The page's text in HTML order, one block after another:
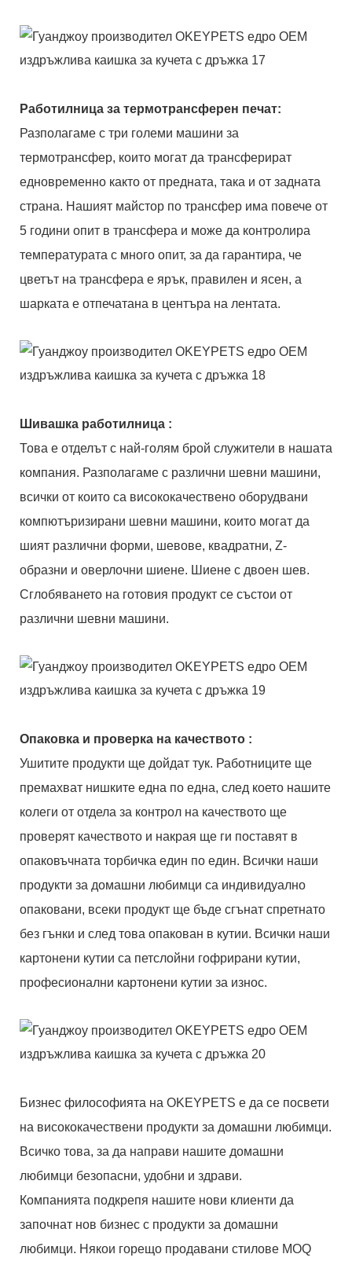
Работилница за термотрансферен печат:
Разполагаме с три големи машини за
термотрансфер, които могат да трансферират
едновременно както от предната, така и от задната
страна. Нашият майстор по трансфер има повече от
5 години опит в трансфера и може да контролира
температурата с много опит, за да гарантира, че
цветът на трансфера е ярък, правилен и ясен, а
шарката е отпечатана в центъра на лентата.
Шивашка работилница :
Това е отделът с най-голям брой служители в нашата
компания. Разполагаме с различни шевни машини,
всички от които са висококачествено оборудвани
компютъризирани шевни машини, които могат да
шият различни форми, шевове, квадратни, Z-
образни и оверлочни шиене. Шиене с двоен шев.
Сглобяването на готовия продукт се състои от
различни шевни машини.
Опаковка и проверка на качеството :
Ушитите продукти ще дойдат тук. Работниците ще
премахват нишките една по една, след което нашите
колеги от отдела за контрол на качеството ще
проверят качеството и накрая ще ги поставят в
опаковъчната торбичка един по един. Всички наши
продукти за домашни любимци са индивидуално
опаковани, всеки продукт ще бъде сгънат спретнато
без гънки и след това опакован в кутии. Всички наши
картонени кутии са петслойни гофрирани кутии,
професионални картонени кутии за износ.
Бизнес философията на OKEYPETS е да се посвети
на висококачествени продукти за домашни любимци.
Всичко това, за да направи нашите домашни
любимци безопасни, удобни и здрави.
Компанията подкрепя нашите нови клиенти да
започнат нов бизнес с продукти за домашни
любимци. Някои горещо продавани стилове MOQ